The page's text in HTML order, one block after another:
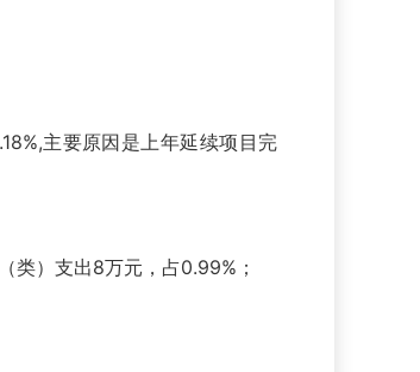
主要原因是上年延续项目完
类）支出8万元，占0.99%；